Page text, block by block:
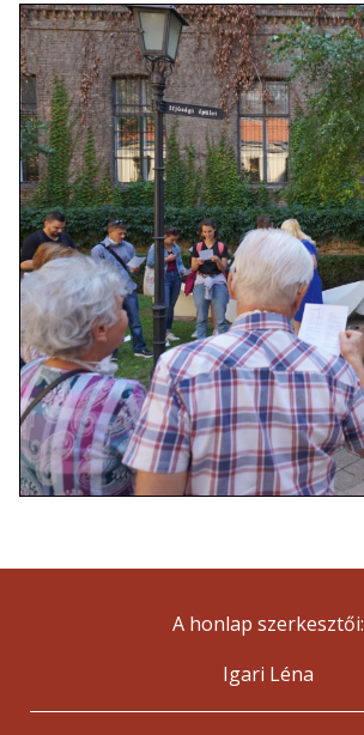
A honlap szerkesztői:
Igari Léna